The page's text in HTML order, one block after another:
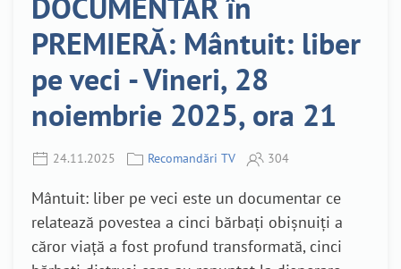
PREMIERĂ: Mântuit: liber
pe veci - Vineri, 28
noiembrie 2025, ora 21
24.11.2025 Recomandări TV 304
Mântuit: liber pe veci este un documentar ce
relatează povestea a cinci bărbați obișnuiți a
căror viață a fost profund transformată, cinci